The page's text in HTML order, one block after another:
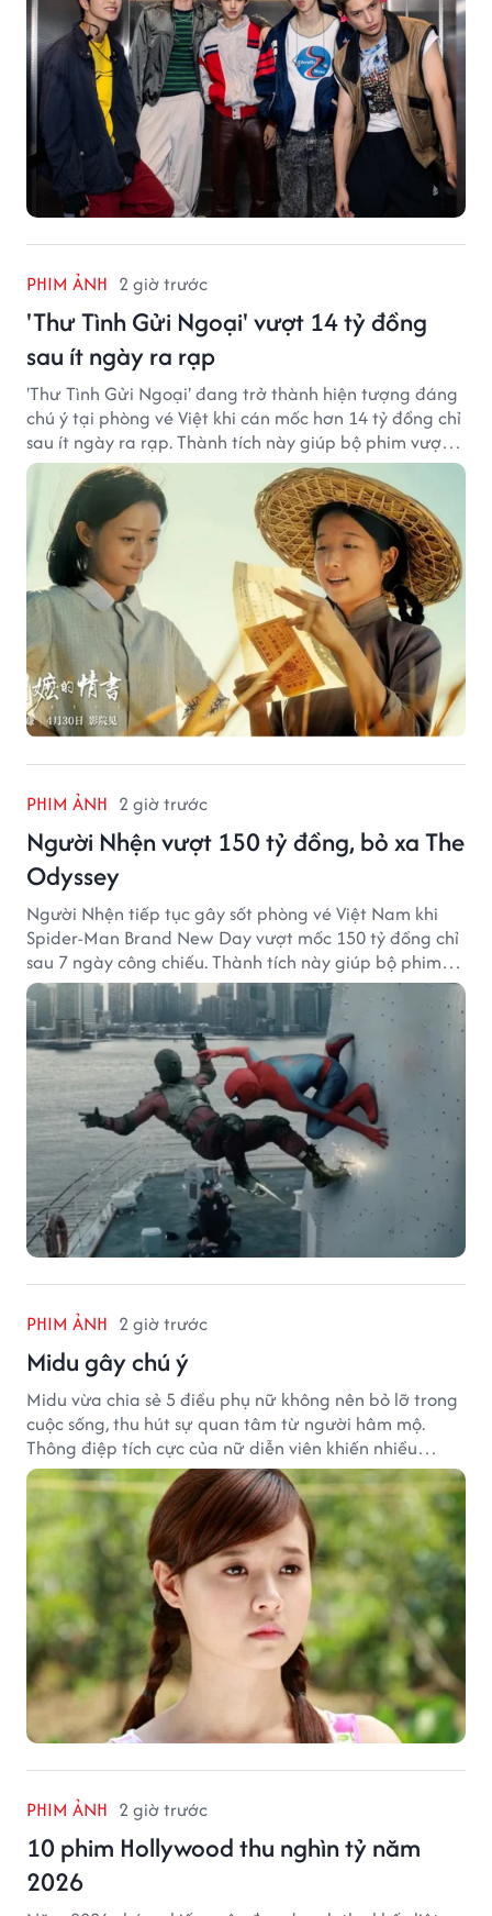
PHIM ẢNH 2 giờ trước
'Thư Tình Gửi Ngoại' vượt 14 tỷ đồng
sau ít ngày ra rạp
'Thư Tình Gửi Ngoại' đang trở thành hiện tượng đáng
chú ý tại phòng vé Việt khi cán mốc hơn 14 tỷ đồng chỉ
sau ít ngày ra rạp. Thành tích này giúp bộ phim vượt
kỳ vọng ban đầu và duy trì sức hút giữa cuộc cạnh
tranh của nhiều tác phẩm lớn.
PHIM ẢNH 2 giờ trước
Người Nhện vượt 150 tỷ đồng, bỏ xa The
Odyssey
Người Nhện tiếp tục gây sốt phòng vé Việt Nam khi
Spider-Man Brand New Day vượt mốc 150 tỷ đồng chỉ
sau 7 ngày công chiếu. Thành tích này giúp bộ phim
của Tom Holland tạo khoảng cách đáng kể với The
Odyssey trên đường đua doanh thu.
PHIM ẢNH 2 giờ trước
Midu gây chú ý
Midu vừa chia sẻ 5 điều phụ nữ không nên bỏ lỡ trong
cuộc sống, thu hút sự quan tâm từ người hâm mộ.
Thông điệp tích cực của nữ diễn viên khiến nhiều
người đồng cảm khi nhìn lại hành trình sự nghiệp và
hạnh phúc hiện tại của cô.
PHIM ẢNH 2 giờ trước
10 phim Hollywood thu nghìn tỷ năm
2026